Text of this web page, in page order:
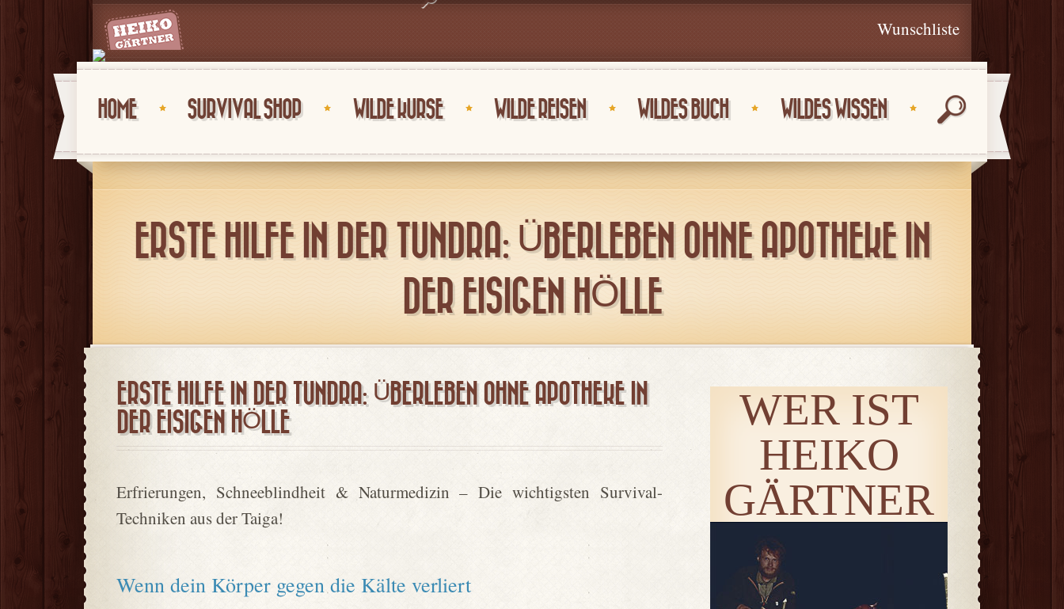
Wunschliste
HOME SURVIVAL SHOP WILDE KURSE WILDE REISEN WILDES BUCH WILDES WISSEN
ERSTE HILFE IN DER TUNDRA: ÜBERLEBEN OHNE APOTHEKE IN
DER EISIGEN HÖLLE
ERSTE HILFE IN DER TUNDRA: ÜBERLEBEN OHNE APOTHEKE IN
DER EISIGEN HÖLLE
Erfrierungen, Schneeblindheit & Naturmedizin – Die wichtigsten Survival-
Techniken aus der Taiga!
Wenn dein Körper gegen die Kälte verliert
WER IST
HEIKO
GÄRTNER